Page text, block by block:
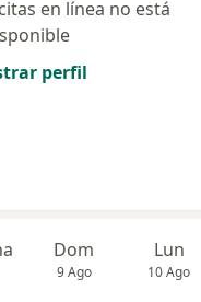
en línea no está
perfil
Dom
9 Ago
Lun
10 Ago